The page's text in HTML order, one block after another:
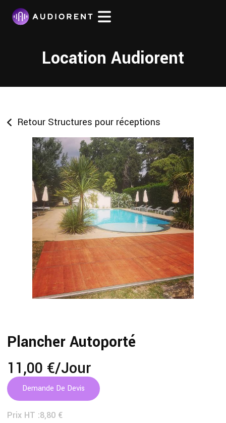
Location Audiorent
Retour Structures pour réceptions
Plancher Autoporté
11,00 €/jour
Demande De Devis
Prix HT :8,80 €